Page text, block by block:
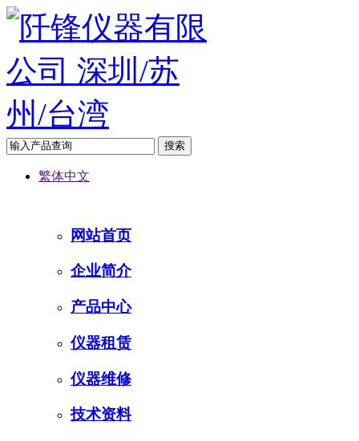
繁体中文
网站首页
企业简介
产品中心
仪器租赁
仪器维修
技术资料